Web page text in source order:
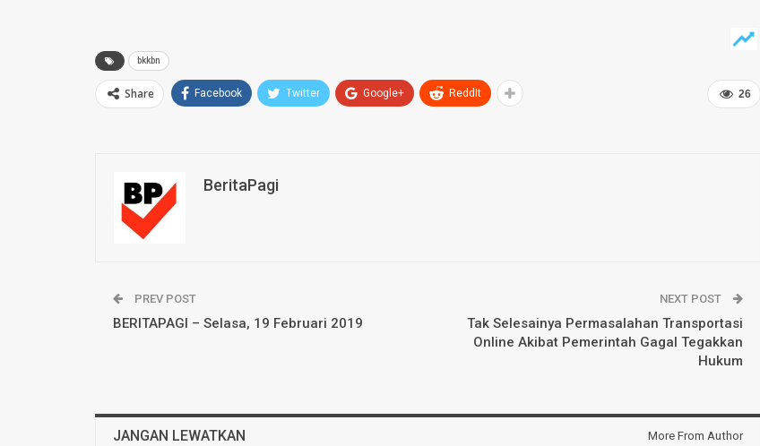
bkkbn
26
Share Facebook Twitter Google+ ReddIt
BeritaPagi
PREV POST
BERITAPAGI – Selasa, 19 Februari 2019
NEXT POST
Tak Selesainya Permasalahan Transportasi
Online Akibat Pemerintah Gagal Tegakkan
Hukum
JANGAN LEWATKAN More From Author